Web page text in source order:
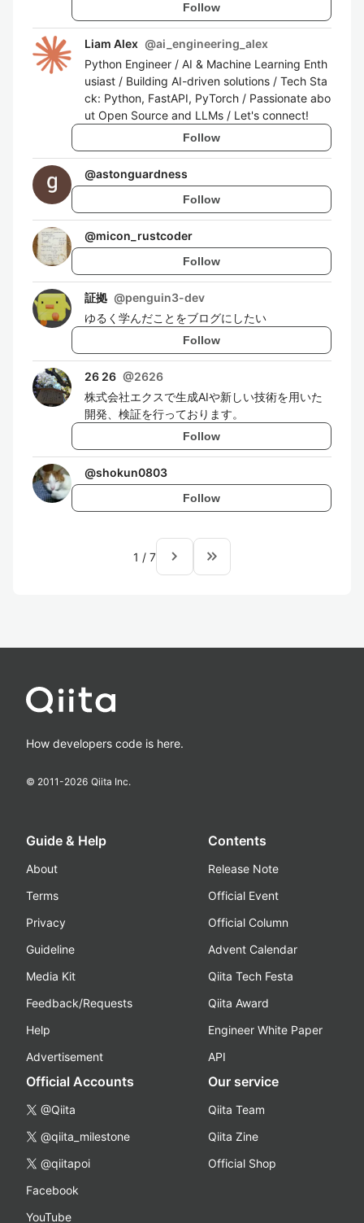
Follow
Liam Alex @ai_engineering_alex
Python Engineer / AI & Machine Learning Enth
usiast / Building AI-driven solutions / Tech Sta
ck: Python, FastAPI, PyTorch / Passionate abo
ut Open Source and LLMs / Let's connect!
Follow
@astonguardness
Follow
@micon_rustcoder
Follow
証拠 @penguin3-dev
ゆるく学んだことをブログにしたい
Follow
26 26 @2626
株式会社エクスで生成AIや新しい技術を用いた
開発、検証を行っております。
Follow
@shokun0803
Follow
1 / 7 navigate_next keyboard_double_arrow_right
How developers code is here.
© 2011-2026 Qiita Inc.
Guide & Help
About
Terms
Privacy
Guideline
Media Kit
Feedback/Requests
Help
Advertisement
Contents
Release Note
Official Event
Official Column
Advent Calendar
Qiita Tech Festa
Qiita Award
Engineer White Paper
API
Official Accounts
@Qiita
@qiita_milestone
@qiitapoi
Facebook
YouTube
Our service
Qiita Team
Qiita Zine
Official Shop